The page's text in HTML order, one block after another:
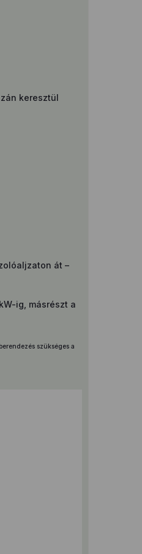
keresztül
át –
ig, másrészt a
szükséges a